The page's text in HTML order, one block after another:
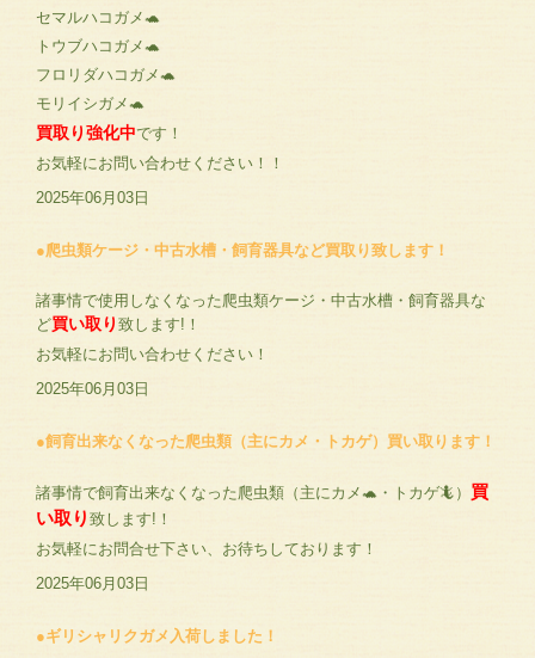
セマルハコガメ🐢
トウブハコガメ🐢
フロリダハコガメ🐢
モリイシガメ🐢
買取り強化中です！
お気軽にお問い合わせください！！
2025年06月03日
●爬虫類ケージ・中古水槽・飼育器具など買取り致します！
諸事情で使用しなくなった爬虫類ケージ・中古水槽・飼育器具な
ど買い取り 致します!！
お気軽にお問い合わせください！
2025年06月03日
●飼育出来なくなった爬虫類（主にカメ・トカゲ）買い取ります！
諸事情で飼育出来なくなった爬虫類（主にカメ🐢・トカゲ🦎） 買
い取り 致します!！
お気軽にお問合せ下さい、お待ちしております！
2025年06月03日
●ギリシャリクガメ入荷しました！